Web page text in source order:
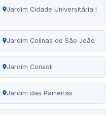
Jardim Cidade Universitária I
Jardim Colinas de São João
Jardim Consoli
Jardim das Paineiras